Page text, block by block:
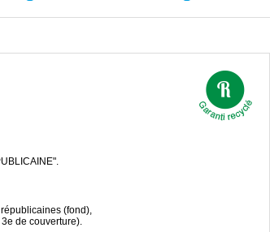
(fond),
3e de couverture).